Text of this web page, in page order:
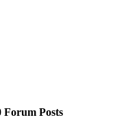
Forum Posts